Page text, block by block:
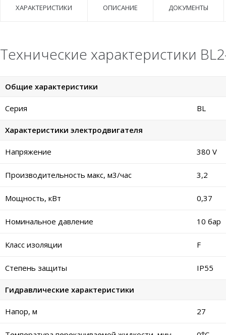
ХАРАКТЕРИСТИКИ ОПИСАНИЕ ДОКУМЕНТЫ
Технические характеристики
Общие характеристики
Серия BL
Характеристики электродвигателя
Напряжение 380 V
Производительность макс, м3/час 3,2
Мощность, кВт 0,37
Номинальное давление 10 бар
Класс изоляции F
Степень защиты IP55
Гидравлические характеристики
Напор, м 27